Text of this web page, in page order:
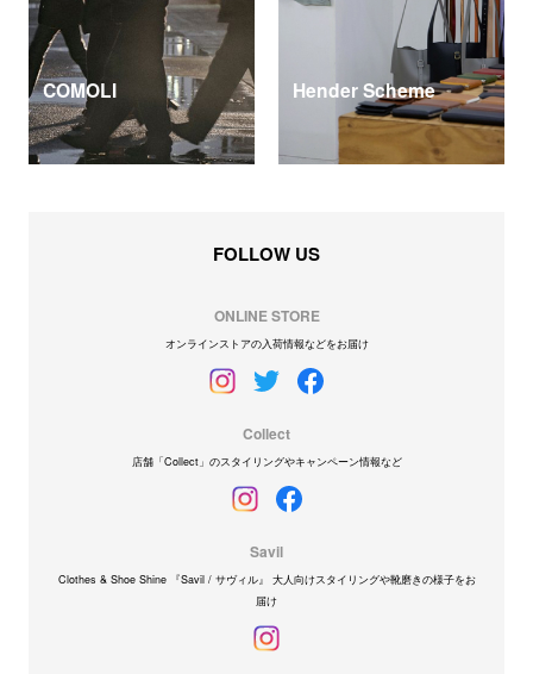
COMOLI Hender Scheme
FOLLOW US
ONLINE STORE
オンラインストアの入荷情報などをお届け
Collect
店舗「Collect」のスタイリングやキャンペーン情報など
Savil
Clothes & Shoe Shine 『Savil / サヴィル』 大人向けスタイリングや靴磨きの様子をお
届け